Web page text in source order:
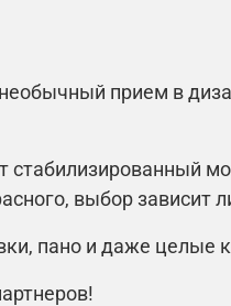
прием в
стабилизированный
выбор зависит
пано и даже целые